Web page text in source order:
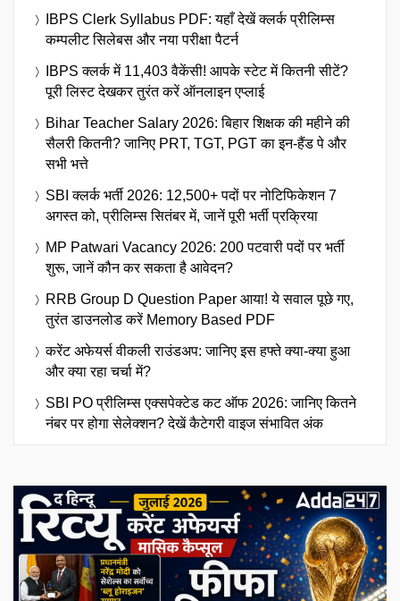
IBPS Clerk Syllabus PDF: यहाँ देखें क्लर्क प्रीलिम्स
कम्पलीट सिलेबस और नया परीक्षा पैटर्न
IBPS क्लर्क में 11,403 वैकेंसी! आपके स्टेट में कितनी सीटें?
पूरी लिस्ट देखकर तुरंत करें ऑनलाइन एप्लाई
Bihar Teacher Salary 2026: बिहार शिक्षक की महीने की
सैलरी कितनी? जानिए PRT, TGT, PGT का इन-हैंड पे और
सभी भत्ते
SBI क्लर्क भर्ती 2026: 12,500+ पदों पर नोटिफिकेशन 7
अगस्त को, प्रीलिम्स सितंबर में, जानें पूरी भर्ती प्रक्रिया
MP Patwari Vacancy 2026: 200 पटवारी पदों पर भर्ती
शुरू, जानें कौन कर सकता है आवेदन?
RRB Group D Question Paper आया! ये सवाल पूछे गए,
तुरंत डाउनलोड करें Memory Based PDF
करेंट अफेयर्स वीकली राउंडअप: जानिए इस हफ्ते क्या-क्या हुआ
और क्या रहा चर्चा में?
SBI PO प्रीलिम्स एक्सपेक्टेड कट ऑफ 2026: जानिए कितने
नंबर पर होगा सेलेक्शन? देखें कैटेगरी वाइज संभावित अंक